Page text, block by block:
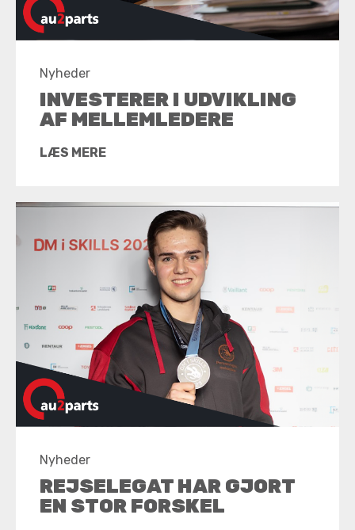
Nyheder
INVESTERER I UDVIKLING
AF MELLEMLEDERE
LÆS MERE
Nyheder
REJSELEGAT HAR GJORT
EN STOR FORSKEL